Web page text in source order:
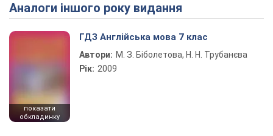
Play Video
Аналоги іншого року видання
показати
обкладинку
ГДЗ Англійська мова 7 клас
Автори: М. З. Біболетова, Н. Н. Трубанєва
Рік: 2009